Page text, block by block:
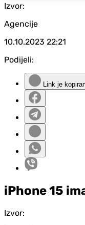
Izvor:
Agencije
10.10.2023 22:21
Podijeli:
Link je
iPhone 15
Izvor: